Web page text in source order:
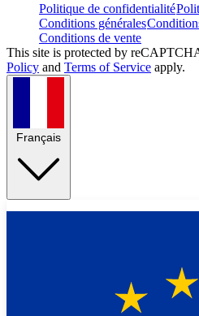
Politique de confidentialité
Conditions générales
Conditions de vente
This site is protected by
Policy and Terms of Service apply.
Français